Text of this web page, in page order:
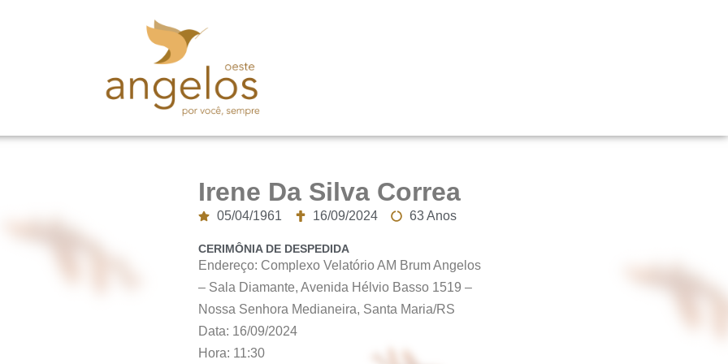
Irene Da Silva Correa
05/04/1961 16/09/2024 63 Anos
CERIMÔNIA DE DESPEDIDA
Endereço: Complexo Velatório AM Brum Angelos
– Sala Diamante, Avenida Hélvio Basso 1519 –
Nossa Senhora Medianeira, Santa Maria/RS
Data: 16/09/2024
Hora: 11:30